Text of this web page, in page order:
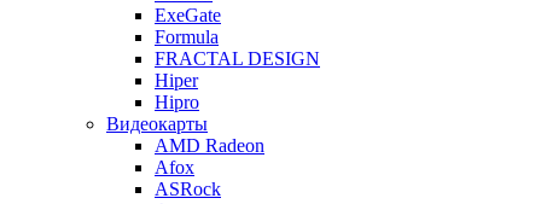
ExeGate
Formula
FRACTAL DESIGN
Hiper
Hipro
Видеокарты
AMD Radeon
Afox
ASRock